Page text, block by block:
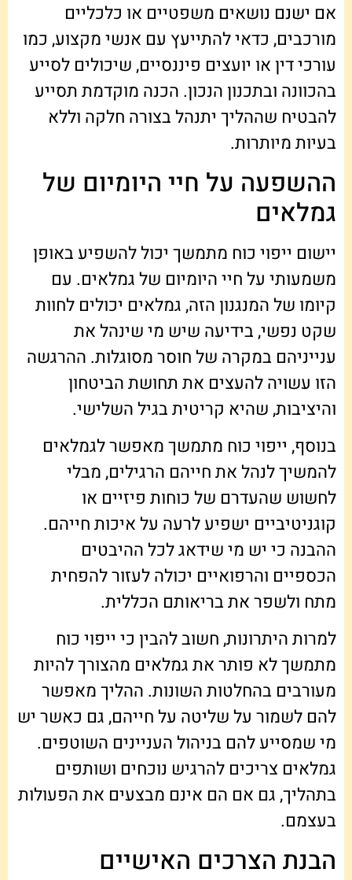
אם ישנם נושאים משפטיים או כלכליים
מורכבים, כדאי להתייעץ עם אנשי מקצוע, כמו
עורכי דין או יועצים פיננסיים, שיכולים לסייע
בהכוונה ובתכנון הנכון. הכנה מוקדמת תסייע
להבטיח שההליך יתנהל בצורה חלקה וללא
בעיות מיותרות.
ההשפעה על חיי היומיום של
גמלאים
יישום ייפוי כוח מתמשך יכול להשפיע באופן
משמעותי על חיי היומיום של גמלאים. עם
קיומו של המנגנון הזה, גמלאים יכולים לחוות
שקט נפשי, בידיעה שיש מי שינהל את
ענייניהם במקרה של חוסר מסוגלות. ההרגשה
הזו עשויה להעצים את תחושת הביטחון
והיציבות, שהיא קריטית בגיל השלישי.
בנוסף, ייפוי כוח מתמשך מאפשר לגמלאים
להמשיך לנהל את חייהם הרגילים, מבלי
לחשוש שהעדרם של כוחות פיזיים או
קוגניטיביים ישפיע לרעה על איכות חייהם.
ההבנה כי יש מי שידאג לכל ההיבטים
הכספיים והרפואיים יכולה לעזור להפחית
מתח ולשפר את בריאותם הכללית.
למרות היתרונות, חשוב להבין כי ייפוי כוח
מתמשך לא פותר את גמלאים מהצורך להיות
מעורבים בהחלטות השונות. ההליך מאפשר
להם לשמור על שליטה על חייהם, גם כאשר יש
מי שמסייע להם בניהול העניינים השוטפים.
גמלאים צריכים להרגיש נוכחים ושותפים
בתהליך, גם אם הם אינם מבצעים את הפעולות
בעצמם.
הבנת הצרכים האישיים